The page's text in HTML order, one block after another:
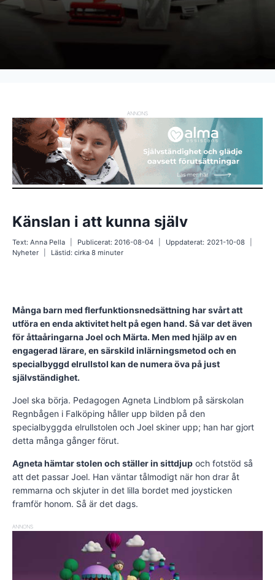
ANNONS
Känslan i att kunna själv
Text: Anna Pella Publicerat: 2016-08-04 Uppdaterat: 2021-10-08
Nyheter
Lästid: cirka 8 minuter
Många barn med flerfunktionsnedsättning har svårt att
utföra en enda aktivitet helt på egen hand. Så var det även
för åttaåringarna Joel och Märta. Men med hjälp av en
engagerad lärare, en särskild inlärningsmetod och en
specialbyggd elrullstol kan de numera öva på just
självständighet.
Joel ska börja. Pedagogen Agneta Lindblom på särskolan
Regnbågen i Falköping håller upp bilden på den
specialbyggda elrullstolen och Joel skiner upp; han har gjort
detta många gånger förut.
Agneta hämtar stolen och ställer in sittdjup och fotstöd så
att det passar Joel. Han väntar tålmodigt när hon drar åt
remmarna och skjuter in det lilla bordet med joysticken
framför honom. Så är det dags.
ANNONS